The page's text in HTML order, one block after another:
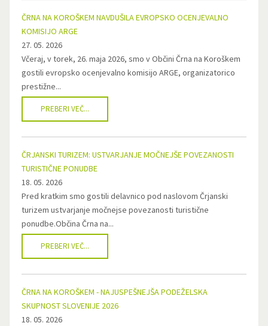
ČRNA NA KOROŠKEM NAVDUŠILA EVROPSKO OCENJEVALNO
KOMISIJO ARGE
27. 05. 2026
Včeraj, v torek, 26. maja 2026, smo v Občini Črna na Koroškem
gostili evropsko ocenjevalno komisijo ARGE, organizatorico
prestižne...
PREBERI VEČ...
ČRJANSKI TURIZEM: USTVARJANJE MOČNEJŠE POVEZANOSTI
TURISTIČNE PONUDBE
18. 05. 2026
Pred kratkim smo gostili delavnico pod naslovom Črjanski
turizem ustvarjanje močnejse povezanosti turistične
ponudbe.Občina Črna na...
PREBERI VEČ...
ČRNA NA KOROŠKEM - NAJUSPEŠNEJŠA PODEŽELSKA
SKUPNOST SLOVENIJE 2026
18. 05. 2026